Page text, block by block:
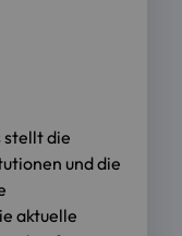
stellt die
und die
aktuelle